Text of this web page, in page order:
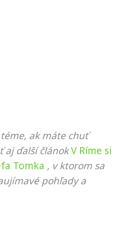
ak máte chuť
aj ďalší článokV Ríme si
Tomka , v ktorom sa
pohľady a